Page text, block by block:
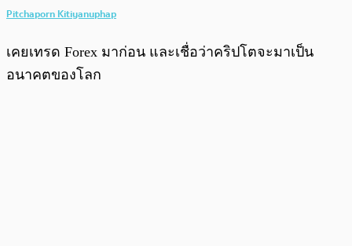
Pitchaporn Kitiyanuphap
เคยเทรด Forex มาก่อน และเชื่อว่าคริปโตจะมาเป็น
อนาคตของโลก